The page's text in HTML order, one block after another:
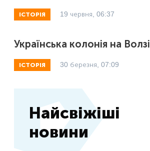
ІСТОРІЯ 19 червня, 06:37
Українська колонія на Волзі
ІСТОРІЯ 30 березня, 07:09
Найсвіжіші
новини